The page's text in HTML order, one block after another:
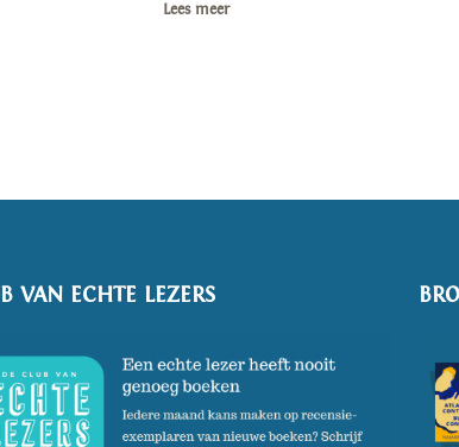
Lees meer
VAN ECHTE LEZERS